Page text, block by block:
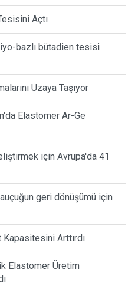
Açtı
bazlı bütadien tesisi
Uzaya Taşıyor
Elastomer Ar-Ge
için Avrupa'da 41
geri dönüşümü için
Arttırdı
Elastomer Üretim